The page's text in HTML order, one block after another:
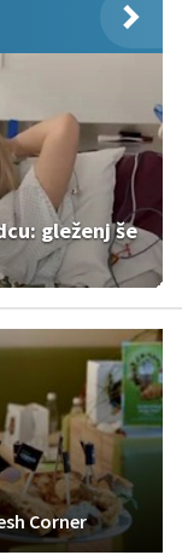
gleženj še
Corner